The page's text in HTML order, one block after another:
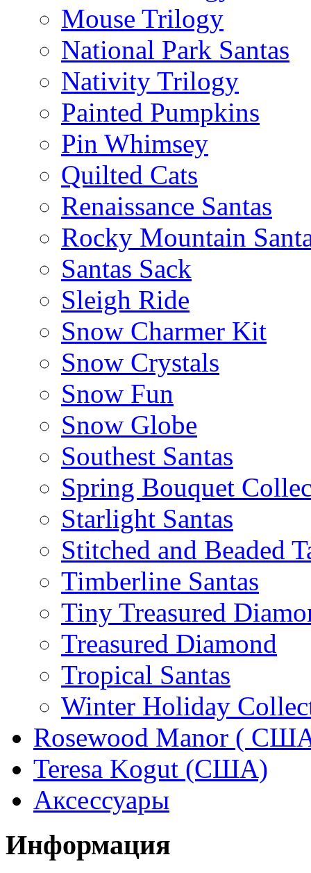
Mouse Trilogy
National Park Santas
Nativity Trilogy
Painted Pumpkins
Pin Whimsey
Quilted Cats
Renaissance Santas
Rocky Mountain
Santas Sack
Sleigh Ride
Snow Charmer Kit
Snow Crystals
Snow Fun
Snow Globe
Southest Santas
Spring Bouquet
Starlight Santas
Stitched and Beaded
Timberline Santas
Tiny Treasured
Treasured Diamond
Tropical Santas
Winter Holiday
Rosewood Manor (
Teresa Kogut (США)
Аксессуары
Информация